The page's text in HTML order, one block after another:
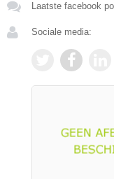
Laatste facebook
Sociale media: